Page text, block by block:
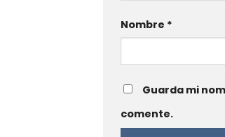
Nombre *
Guarda mi
comente.